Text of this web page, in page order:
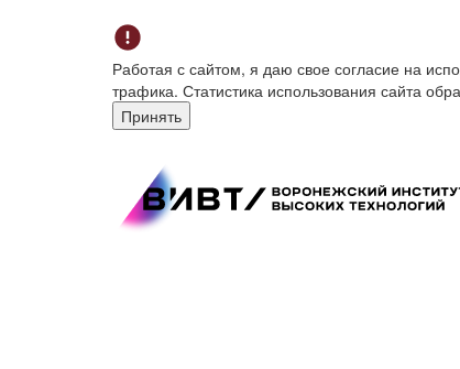
Работая с сайтом, я даю свое согласие на
трафика. Статистика использования сайта
Принять